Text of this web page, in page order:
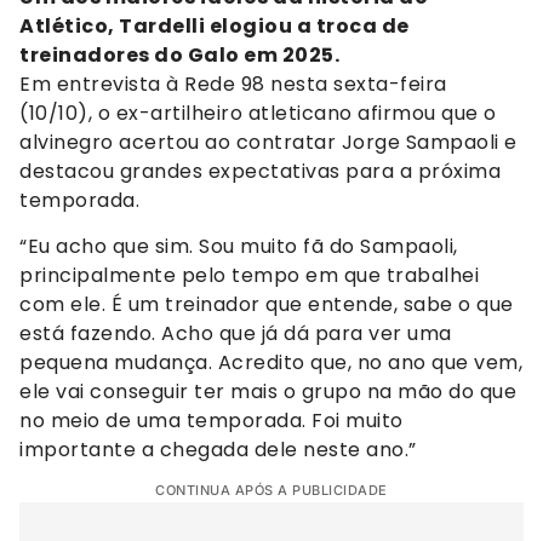
Atlético, Tardelli elogiou a troca de
treinadores do Galo em 2025.
Em entrevista à Rede 98 nesta sexta-feira
(10/10), o ex-artilheiro atleticano afirmou que o
alvinegro acertou ao contratar Jorge Sampaoli e
destacou grandes expectativas para a próxima
temporada.
“Eu acho que sim. Sou muito fã do Sampaoli,
principalmente pelo tempo em que trabalhei
com ele. É um treinador que entende, sabe o que
está fazendo. Acho que já dá para ver uma
pequena mudança. Acredito que, no ano que vem,
ele vai conseguir ter mais o grupo na mão do que
no meio de uma temporada. Foi muito
importante a chegada dele neste ano.”
CONTINUA APÓS A PUBLICIDADE